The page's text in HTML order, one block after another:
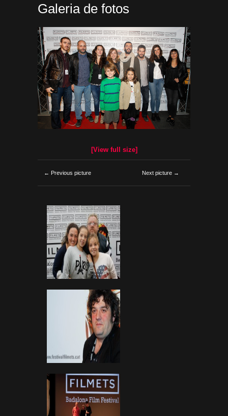
Galeria de fotos
[View full size]
← Previous picture Next picture →